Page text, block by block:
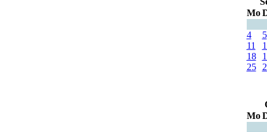
Mo
4
5
11
18
25
Mo